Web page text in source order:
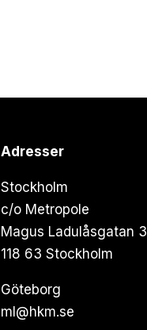
Adresser
Stockholm
c/o Metropole
Magus Ladulåsgatan 3
118 63 Stockholm
Göteborg
ml@hkm.se